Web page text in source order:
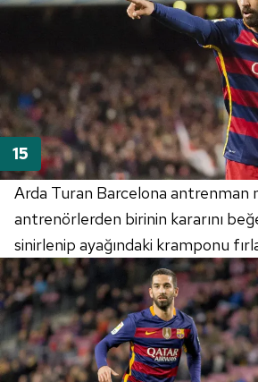
Arda Turan Barcelona antrenman
antrenörlerden birinin kararını
sinirlenip ayağındaki kramponu